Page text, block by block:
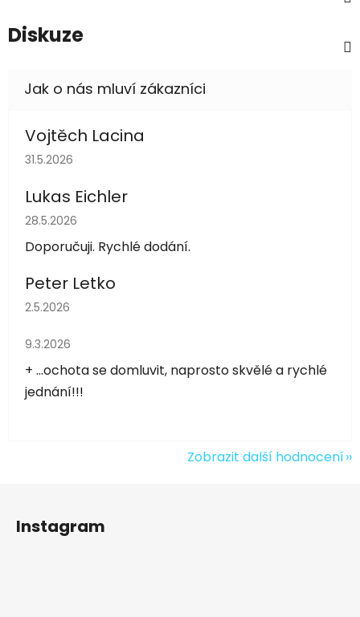
Diskuze
Vojtěch Lacina
Hodnocení obchodu je 5 z 5 hvězdiček.
31.5.2026
Lukas Eichler
Hodnocení obchodu je 5 z 5 hvězdiček.
28.5.2026
Doporučuji. Rychlé dodání.
Peter Letko
Hodnocení obchodu je 5 z 5 hvězdiček.
2.5.2026
Hodnocení obchodu je 5 z 5 hvězdiček.
9.3.2026
+ ...ochota se domluvit, naprosto skvělé a rychlé
jednání!!!
Zobrazit další hodnocení
Instagram